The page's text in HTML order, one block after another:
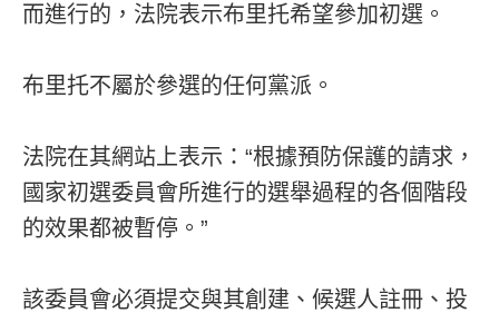
而進行的，法院表示布里托希望參加初選。
布里托不屬於參選的任何黨派。
法院在其網站上表示：“根據預防保護的請求，
國家初選委員會所進行的選舉過程的各個階段
的效果都被暫停。”
該委員會必須提交與其創建、候選人註冊、投